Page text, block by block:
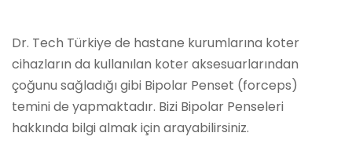
Dr. Tech Türkiye de hastane kurumlarına koter
cihazların da kullanılan koter aksesuarlarından
çoğunu sağladığı gibi Bipolar Penset (forceps)
temini de yapmaktadır. Bizi Bipolar Penseleri
hakkında bilgi almak için arayabilirsiniz.